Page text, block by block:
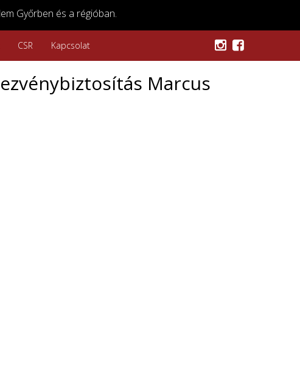
Győrben és a régióban.
CSR Kapcsolat
Marcus